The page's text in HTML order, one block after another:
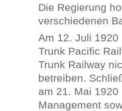
Die Regierung
verschiedenen
Am 12. Juli
Trunk Pacific
Trunk Railway
betreiben.
am 21. Mai
Management